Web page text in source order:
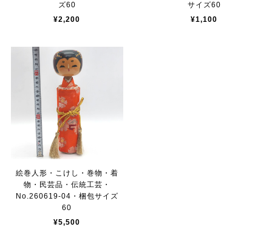
ズ60
¥2,200
サイズ60
¥1,100
絵巻人形・こけし・巻物・着
物・民芸品・伝統工芸・
No.260619-04・梱包サイズ
60
¥5,500